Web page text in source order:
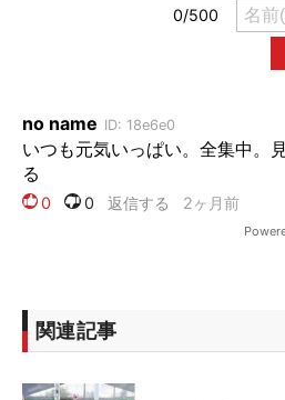
関連記事